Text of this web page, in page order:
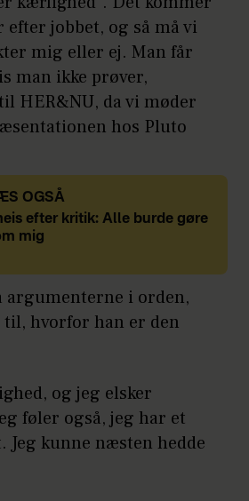
efter jobbet, og så må vi
mig eller ej. Man får
man ikke prøver,
HER&NU, da vi møder
hos Pluto
OGSÅ
efter kritik: Alle burde gøre
mig
argumenterne i orden,
hvorfor han er den
og jeg elsker
føler også, jeg har et
Jeg kunne næsten hedde